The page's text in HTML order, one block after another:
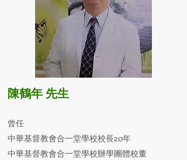
陳鶴年 先生
曾任
中華基督教會合一堂學校校長20年
中華基督教會合一堂學校辦學團體校董